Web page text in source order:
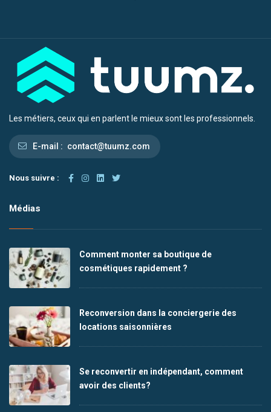
Les métiers, ceux qui en parlent le mieux sont les professionnels.
E-mail : contact@tuumz.com
Nous suivre :
Médias
Comment monter sa boutique de
cosmétiques rapidement ?
Reconversion dans la conciergerie des
locations saisonnières
Se reconvertir en indépendant, comment
avoir des clients?